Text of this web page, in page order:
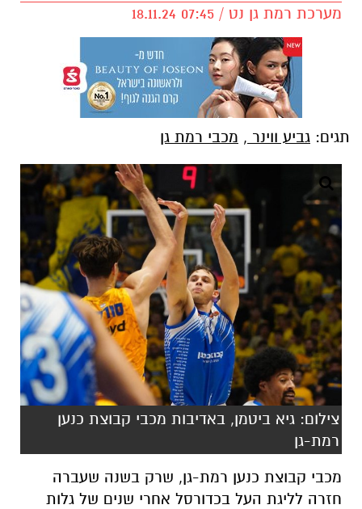
מערכת רמת גן נט / 07:45 18.11.24
תגים: גביע ווינר , מכבי רמת גן
צילום: גיא ביטמן, באדיבות מכבי קבוצת כנען
רמת-גן
מכבי קבוצת כנען רמת-גן, שרק בשנה שעברה
חזרה לליגת העל בכדורסל אחרי שנים של גלות